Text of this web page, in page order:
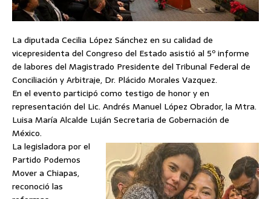
La diputada Cecilia López Sánchez en su calidad de
vicepresidenta del Congreso del Estado asistió al 5º informe
de labores del Magistrado Presidente del Tribunal Federal de
Conciliación y Arbitraje, Dr. Plácido Morales Vazquez.
En el evento participó como testigo de honor y en
representación del Lic. Andrés Manuel López Obrador, la Mtra.
Luisa María Alcalde Luján Secretaria de Gobernación de
México.
La legisladora por el
Partido Podemos
Mover a Chiapas,
reconoció las